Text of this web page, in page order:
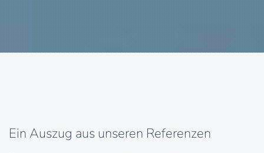
Ein Auszug aus unseren Referenzen